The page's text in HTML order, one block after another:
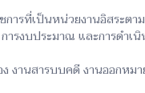
การที่เป็นหน่วยงานอิสระ
รงบประมาณ และการด
านสารบบคดี งานออกหมา